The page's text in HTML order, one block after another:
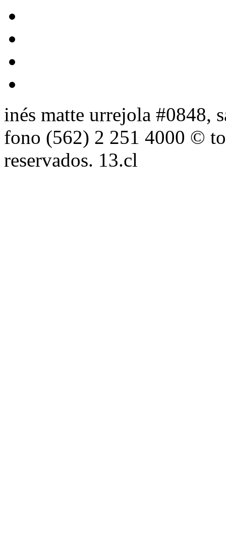
inés matte urrejola #0848,
fono (562) 2 251 4000 ©
reservados. 13.cl